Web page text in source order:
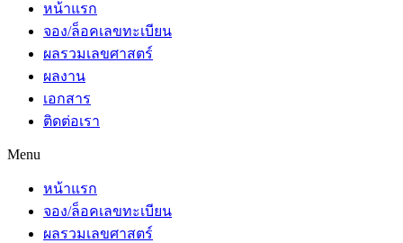
หน้าแรก
จอง/ล็อคเลขทะเบียน
ผลรวมเลขศาสตร์
ผลงาน
เอกสาร
ติดต่อเรา
Menu
หน้าแรก
จอง/ล็อคเลขทะเบียน
ผลรวมเลขศาสตร์